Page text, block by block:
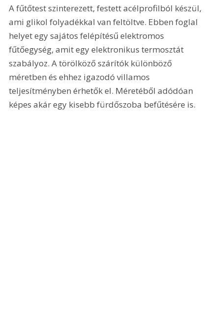
A fűtőtest szinterezett, festett acélprofilból készül,
ami glikol folyadékkal van feltöltve. Ebben foglal
helyet egy sajátos felépítésű elektromos
fűtőegység, amit egy elektronikus termosztát
szabályoz. A törölköző szárítók különböző
méretben és ehhez igazodó villamos
teljesítményben érhetők el. Méretéből adódóan
képes akár egy kisebb fürdőszoba befűtésére is.